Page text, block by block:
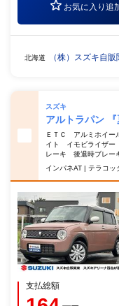
お気に入り追
北海道 （株）スズキ自
スズキ
アルトラパン
ＥＴＣ アルミホイ
イト イモビライザ
レーキ 後退時ブレー
インパネAT | テラコ
支払総額